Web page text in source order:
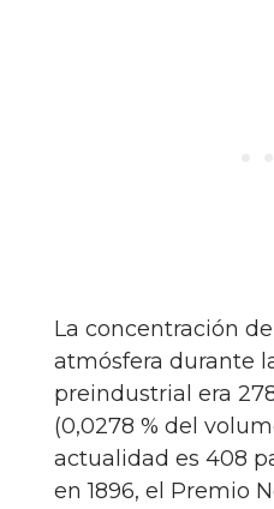
La concentración de
atmósfera durante
preindustrial era
(0,0278 % del
actualidad es 408
en 1896, el Premio